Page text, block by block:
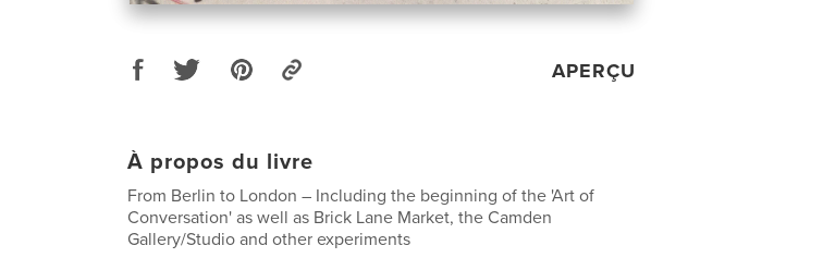
APERÇU
À propos du livre
From Berlin to London – Including the beginning of the 'Art of
Conversation' as well as Brick Lane Market, the Camden
Gallery/Studio and other experiments